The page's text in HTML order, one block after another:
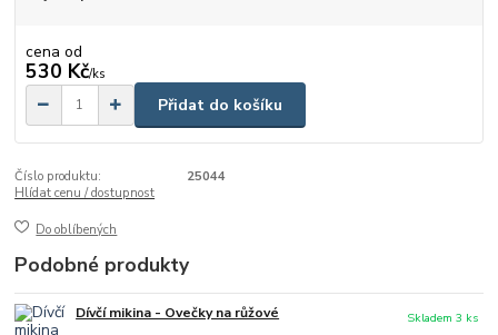
cena od
530 Kč/ks
Přidat do košíku
Číslo produktu:
25044
Hlídat cenu / dostupnost
Do oblíbených
Podobné produkty
Dívčí mikina - Ovečky na růžové
Skladem 3 ks